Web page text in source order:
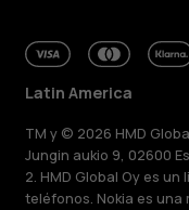
Latin America
TM y © 2026 HMD
Jungin aukio 9, 02600
2. HMD Global Oy es
teléfonos. Nokia es